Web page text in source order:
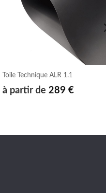
Toile Technique ALR 1.1
à partir de 289 €